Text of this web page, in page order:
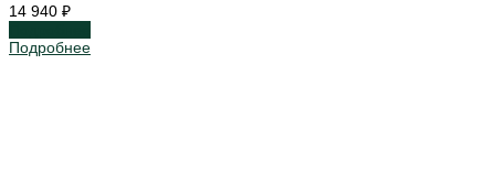
14 940 ₽
Подробнее